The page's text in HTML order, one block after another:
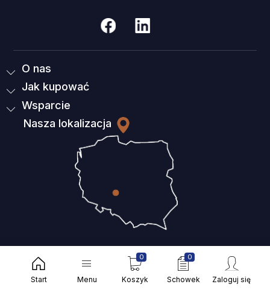
O nas
Jak kupować
Wsparcie
Nasza lokalizacja
2026 Hurtownia
elektryczna - artykuły
Start Menu
0
Koszyk
0
Schowek Zaloguj się